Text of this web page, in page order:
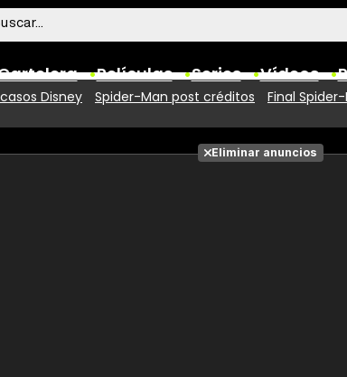
Películas Series Vídeos
Taquilla
Fotos
Disney Spider-Man post créditos Final
Eliminar anuncios